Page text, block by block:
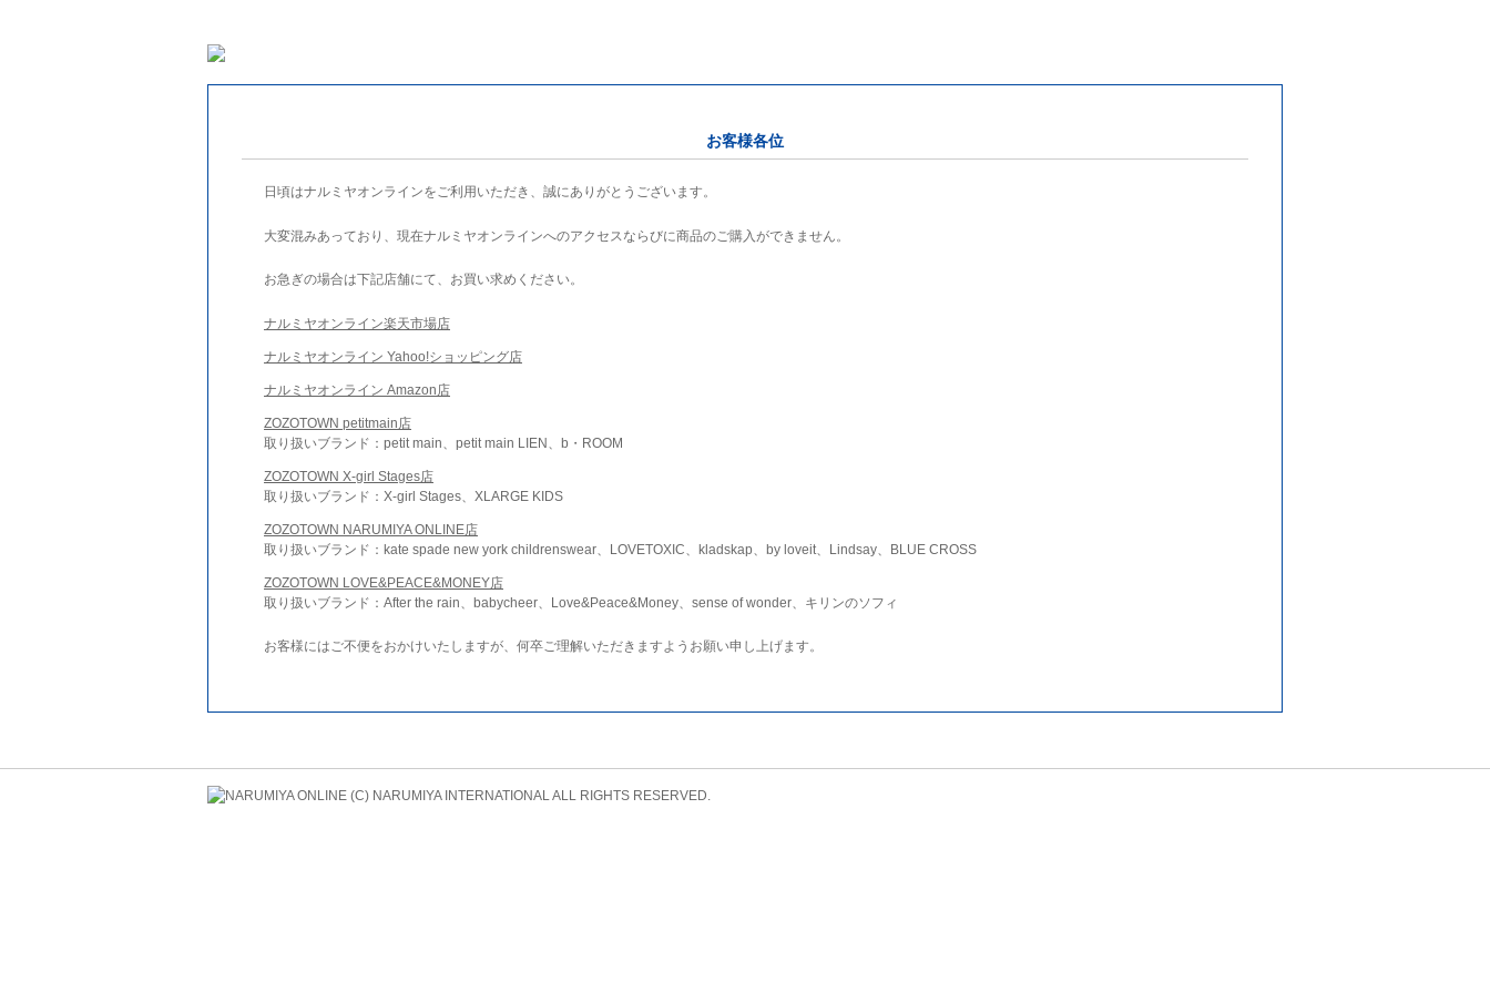
お客様各位
日頃はナルミヤオンラインをご利用いただき、誠にありがとうございます。
大変混みあっており、現在ナルミヤオンラインへのアクセスならびに商品のご購入ができません。
お急ぎの場合は下記店舗にて、お買い求めください。
ナルミヤオンライン楽天市場店
ナルミヤオンライン Yahoo!ショッピング店
ナルミヤオンライン Amazon店
ZOZOTOWN petitmain店
取り扱いブランド：petit main、petit main LIEN、b・ROOM
ZOZOTOWN X-girl Stages店
取り扱いブランド：X-girl Stages、XLARGE KIDS
ZOZOTOWN NARUMIYA ONLINE店
取り扱いブランド：kate spade new york childrenswear、LOVETOXIC、kladskap、by loveit、Lindsay、BLUE CROSS
ZOZOTOWN LOVE&PEACE&MONEY店
取り扱いブランド：After the rain、babycheer、Love&Peace&Money、sense of wonder、キリンのソフィ
お客様にはご不便をおかけいたしますが、何卒ご理解いただきますようお願い申し上げます。